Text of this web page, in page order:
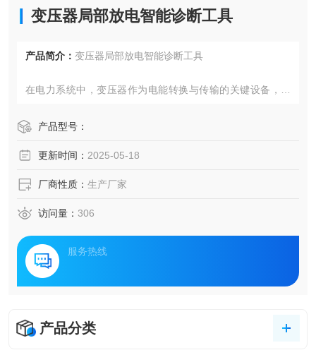
变压器局部放电智能诊断工具
产品简介： 变压器局部放电智能诊断工具
在电力系统中，变压器作为电能转换与传输的关键设备，其
绝缘劣化的重要征兆，其监测对于预防设备故障、保障电网
放监测设备与局放在线监测装置应运而生，成为守护电力核
产品型号：
更新时间： 2025-05-18
厂商性质： 生产厂家
访问量： 306
服务热线
产品分类